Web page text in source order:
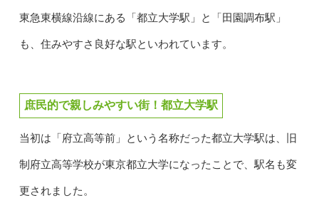
東急東横線沿線にある「都立大学駅」と「田園調布駅」
も、住みやすさ良好な駅といわれています。
庶民的で親しみやすい街！都立大学駅
当初は「府立高等前」という名称だった都立大学駅は、旧
制府立高等学校が東京都立大学になったことで、駅名も変
更されました。